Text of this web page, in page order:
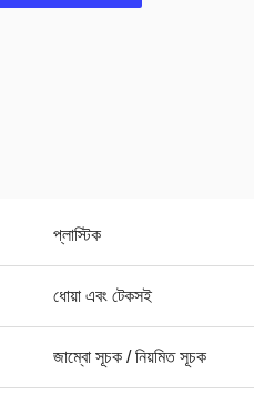
প্লাস্টিক
ধোয়া এবং টেকসই
জাম্বো সূচক / নিয়মিত সূচক